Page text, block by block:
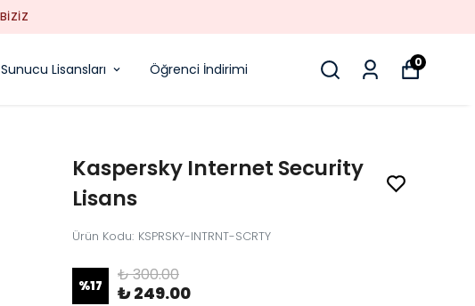
Sunucu Lisansları Öğrenci İndirimi 0
Kaspersky Internet Security
Lisans
Ürün Kodu: KSPRSKY-INTRNT-SCRTY
%17
₺ 300.00
₺ 249.00